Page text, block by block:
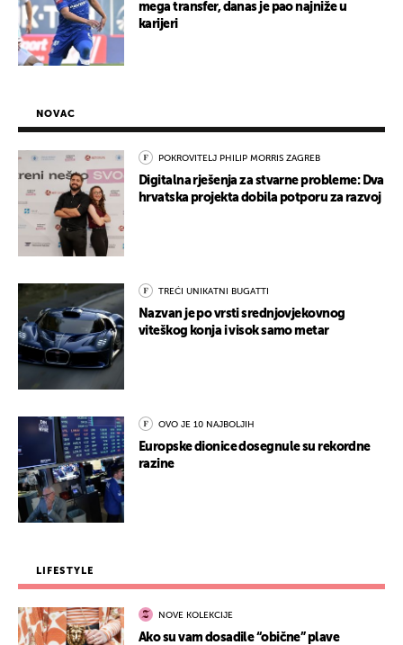
mega transfer, danas je pao najniže u
karijeri
NOVAC
POKROVITELJ PHILIP MORRIS ZAGREB
Digitalna rješenja za stvarne probleme: Dva
hrvatska projekta dobila potporu za razvoj
TREĆI UNIKATNI BUGATTI
Nazvan je po vrsti srednjovjekovnog
viteškog konja i visok samo metar
OVO JE 10 NAJBOLJIH
Europske dionice dosegnule su rekordne
razine
LIFESTYLE
NOVE KOLEKCIJE
Ako su vam dosadile “obične” plave